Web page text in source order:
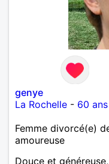
genye
La Rochelle - 60 ans
Femme divorcé(e)
amoureuse
Douce et